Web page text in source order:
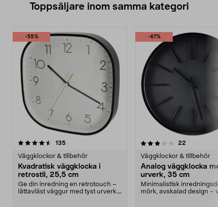
Toppsäljare inom samma kategori
-55%
135recensioner
Väggklockor & tillbehör
Kvadratisk väggklocka i
retrostil, 25,5 cm
Ge din inredning en retrotouch –
lättavläst väggur med tyst urverk.
-67%
3.0 av 5 stjärnor 22
Väggklockor & tillbehör
Analog väggklocka
urverk, 35 cm
Minimalistisk
mörk, avskalad design –
5.0 av 5 stjärnor